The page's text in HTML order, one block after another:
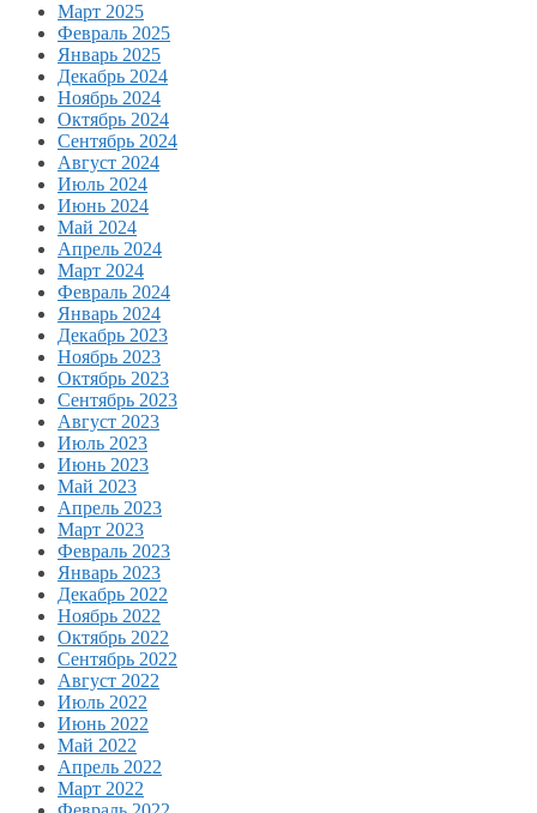
Март 2025
Февраль 2025
Январь 2025
Декабрь 2024
Ноябрь 2024
Октябрь 2024
Сентябрь 2024
Август 2024
Июль 2024
Июнь 2024
Май 2024
Апрель 2024
Март 2024
Февраль 2024
Январь 2024
Декабрь 2023
Ноябрь 2023
Октябрь 2023
Сентябрь 2023
Август 2023
Июль 2023
Июнь 2023
Май 2023
Апрель 2023
Март 2023
Февраль 2023
Январь 2023
Декабрь 2022
Ноябрь 2022
Октябрь 2022
Сентябрь 2022
Август 2022
Июль 2022
Июнь 2022
Май 2022
Апрель 2022
Март 2022